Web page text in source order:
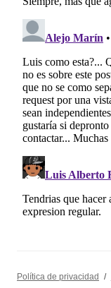
Política de privacidad